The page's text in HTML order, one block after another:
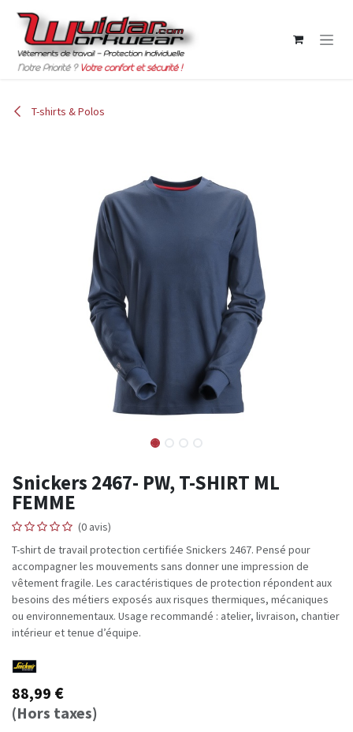
T-shirts & Polos
Snickers 2467- PW, T-SHIRT ML
FEMME
(0 avis)
T-shirt de travail protection certifiée Snickers 2467. Pensé pour
accompagner les mouvements sans donner une impression de
vêtement fragile. Les caractéristiques de protection répondent aux
besoins des métiers exposés aux risques thermiques, mécaniques
ou environnementaux. Usage recommandé : atelier, livraison, chantier
intérieur et tenue d’équipe.
88,99 €
(Hors taxes)